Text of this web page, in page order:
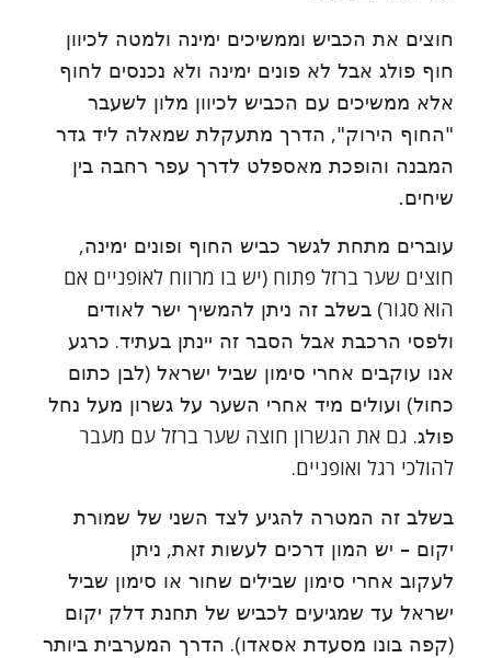
חוצים את הכביש וממשיכים ימינה ולמטה לכיוון
חוף פולג אבל לא פונים ימינה ולא נכנסים לחוף
אלא ממשיכים עם הכביש לכיוון מלון לשעבר
"החוף הירוק", הדרך מתעקלת שמאלה ליד גדר
המבנה והופכת מאספלט לדרך עפר רחבה בין
שיחים.
עוברים מתחת לגשר כביש החוף ופונים ימינה,
חוצים שער ברזל פתוח (יש בו מרווח לאופניים אם
הוא סגור) בשלב זה ניתן להמשיך ישר לאודים
ולפסי הרכבת אבל הסבר זה יינתן בעתיד. כרגע
אנו עוקבים אחרי סימון שביל ישראל (לבן כתום
כחול) ועולים מיד אחרי השער על גשרון מעל נחל
פולג. גם את הגשרון חוצה שער ברזל עם מעבר
להולכי רגל ואופניים.
בשלב זה המטרה להגיע לצד השני של שמורת
יקום – יש המון דרכים לעשות זאת, ניתן
לעקוב אחרי סימון שבילים שחור או סימון שביל
ישראל עד שמגיעים לכביש של תחנת דלק יקום
(קפה בונו מסעדת אסאדו). הדרך המערבית ביותר